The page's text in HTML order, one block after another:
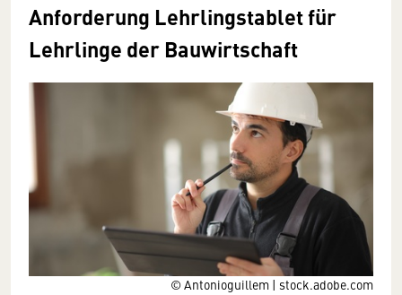
© Antonioguillem | stock.adobe.com
Anforderung Lehrlingstablet für
Lehrlinge der Bauwirtschaft